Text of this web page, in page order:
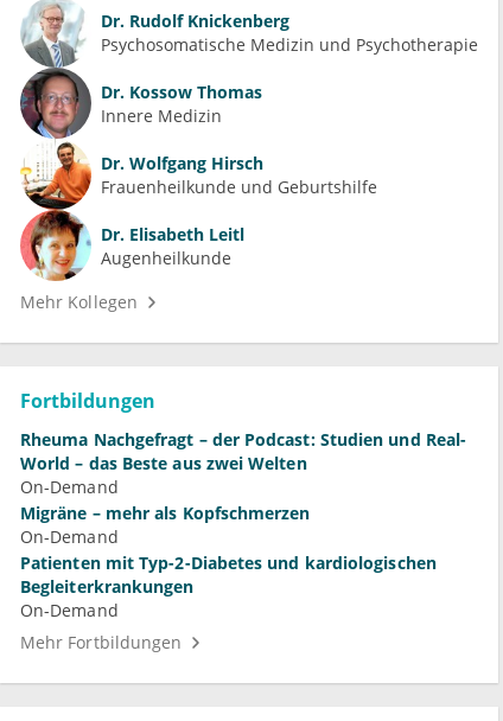
Dr. Rudolf Knickenberg
Psychosomatische Medizin und Psychotherapie
Dr. Kossow Thomas
Innere Medizin
Dr. Wolfgang Hirsch
Frauenheilkunde und Geburtshilfe
Dr. Elisabeth Leitl
Augenheilkunde
Mehr Kollegen
Fortbildungen
Rheuma Nachgefragt – der Podcast: Studien und Real-
World – das Beste aus zwei Welten
On-Demand
Migräne – mehr als Kopfschmerzen
On-Demand
Patienten mit Typ-2-Diabetes und kardiologischen
Begleiterkrankungen
On-Demand
Mehr Fortbildungen